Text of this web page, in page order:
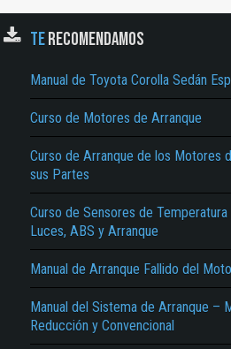
TERECOMENDAMOS
Manual de Toyota Corolla Sedán
Curso de Motores de Arranque
Curso de Arranque de los Motores
sus Partes
Curso de Sensores de
Luces, ABS y Arranque
Manual de Arranque Fallido del
Manual del Sistema de Arranque –
Reducción y Convencional
No carga o no se visualiza
Reportar otro tipo de